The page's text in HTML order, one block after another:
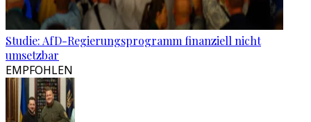
Studie: AfD-Regierungsprogramm finanziell nicht
umsetzbar
EMPFOHLEN